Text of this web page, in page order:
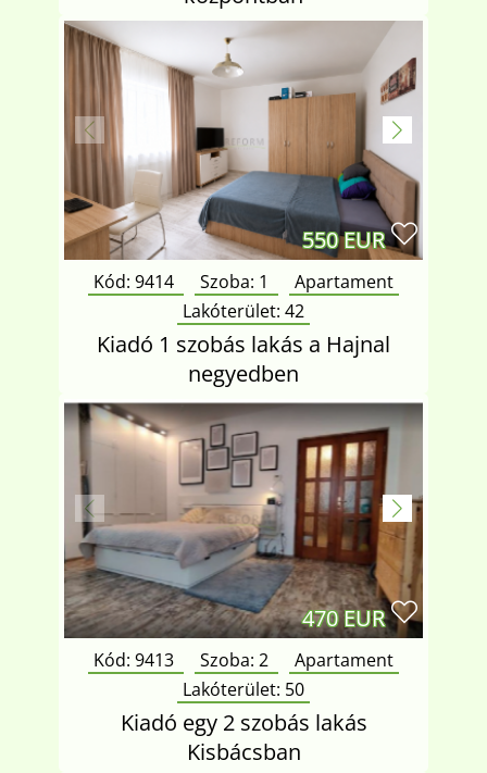
550 EUR
Kód: 9414 Szoba: 1
Apartament
Lakóterület: 42
Kiadó 1 szobás lakás a Hajnal
negyedben
470 EUR
Kód: 9413 Szoba: 2
Apartament
Lakóterület: 50
Kiadó egy 2 szobás lakás
Kisbácsban